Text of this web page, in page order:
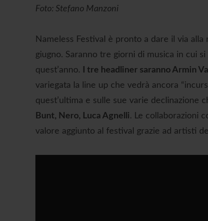
Foto: Stefano Manzoni
Nameless Festival è pronto a dare il via
giugno. Saranno tre giorni di musica in cui si
quest’anno.
I tre headliner saranno Armin
variegata la line up che vedrà ancora
quest’ultima e sulle sue varie declinazione
Bunt, Nero, Luca Agnelli. Le collaborazioni
valore aggiunto al festival grazie ad artisti